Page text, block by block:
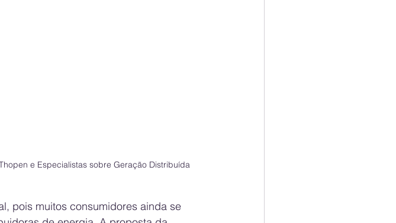
e Especialistas sobre Geração Distribuída
pois muitos consumidores ainda se